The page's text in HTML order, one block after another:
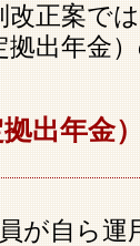
正案で
拠出年金
出年金
が自ら運